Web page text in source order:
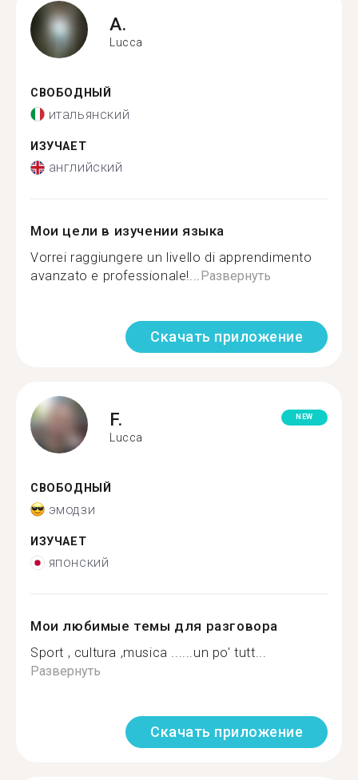
A.
Lucca
СВОБОДНЫЙ
итальянский
ИЗУЧАЕТ
английский
Мои цели в изучении языка
Vorrei raggiungere un livello di apprendimento
avanzato e professionale!...Развернуть
Скачать приложение
F.
Lucca
NEW
СВОБОДНЫЙ
эмодзи
ИЗУЧАЕТ
японский
Мои любимые темы для разговора
Sport , cultura ,musica ......un po' tutt...
Развернуть
Скачать приложение